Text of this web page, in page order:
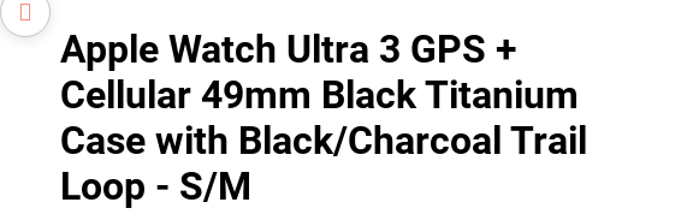
Apple Watch Ultra 3 GPS +
Cellular 49mm Black Titanium
Case with Black/Charcoal Trail
Loop - S/M